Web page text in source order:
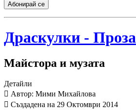
Абонирай се
Драскулки - Проза
Майстора и музата
Детайли
Автор: Мими Михайлова
Създадена на 29 Октомври 2014